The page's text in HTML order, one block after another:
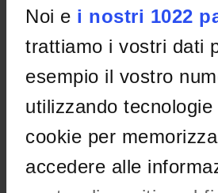
Noi e i nostri 1022
trattiamo i vostri dati
esempio il vostro
utilizzando tecnologie
cookie per
accedere alle
phone
LR
Lawlor Rita
phone